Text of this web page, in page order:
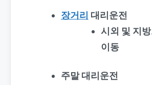
장거리 대리운전
시외 및 지
이동
주말 대리운전